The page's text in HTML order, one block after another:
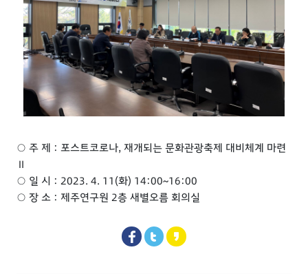
○ 주 제 : 포스트코로나, 재개되는 문화관광축제 대비체계 마련
Ⅱ
○ 일 시 : 2023. 4. 11(화) 14:00~16:00
○ 장 소 : 제주연구원 2층 새별오름 회의실